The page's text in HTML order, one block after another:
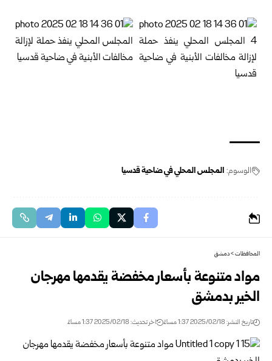
الوسوم: المجلس المحلي في ضاحية قدسيا
المحافظات>دمشق
مواد متنوعة بأسعار مخفضة يقدمها مهرجان
الخير بدمشق
تاريخ النشر: 2025/02/18 1:37 مساءً اخر تحديث: 2025/02/18 1:37 مساءً